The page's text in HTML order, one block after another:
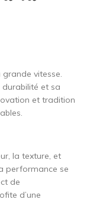
grande vitesse.
et sa
et tradition
la texture, et
performance se
de
d’une